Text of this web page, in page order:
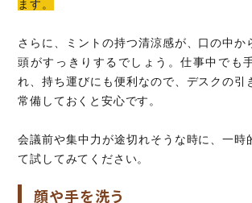
ます。
さらに、ミントの持つ清涼感が、口の中か
頭がすっきりするでしょう。仕事中でも
れ、持ち運びにも便利なので、デスクの引
常備しておくと安心です。
会議前や集中力が途切れそうな時に、一時
て試してみてください。
顔や手を洗う